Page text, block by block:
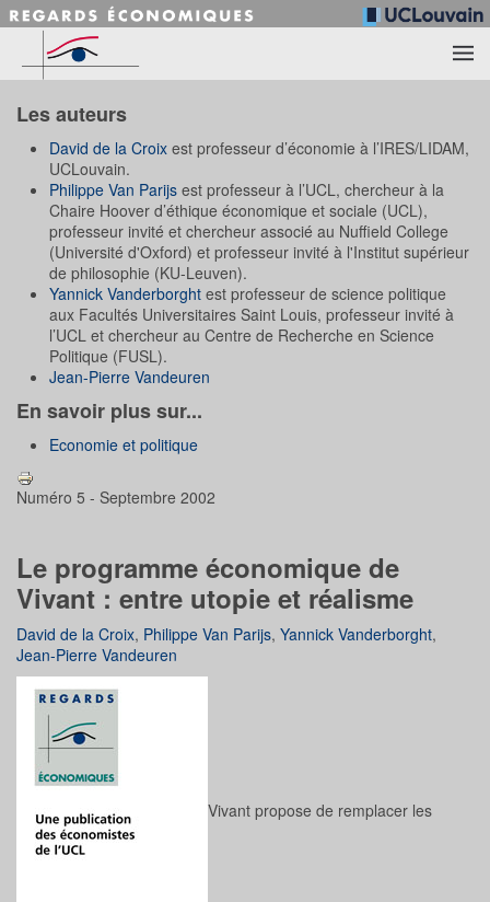
Accéder au contenu principal
Les auteurs
David de la Croix est professeur d’économie à l’IRES/LIDAM,
UCLouvain.
Philippe Van Parijs est professeur à l’UCL, chercheur à la
Chaire Hoover d’éthique économique et sociale (UCL),
professeur invité et chercheur associé au Nuffield College
(Université d'Oxford) et professeur invité à l'Institut supérieur
de philosophie (KU-Leuven).
Yannick Vanderborght est professeur de science politique
aux Facultés Universitaires Saint Louis, professeur invité à
l’UCL et chercheur au Centre de Recherche en Science
Politique (FUSL).
Jean-Pierre Vandeuren
En savoir plus sur...
Economie et politique
Numéro 5 - Septembre 2002
Le programme économique de
Vivant : entre utopie et réalisme
David de la Croix, Philippe Van Parijs, Yannick Vanderborght,
Jean-Pierre Vandeuren
Vivant propose de remplacer les